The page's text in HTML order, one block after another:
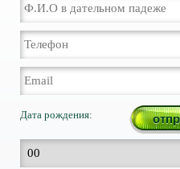
Дата рождения: